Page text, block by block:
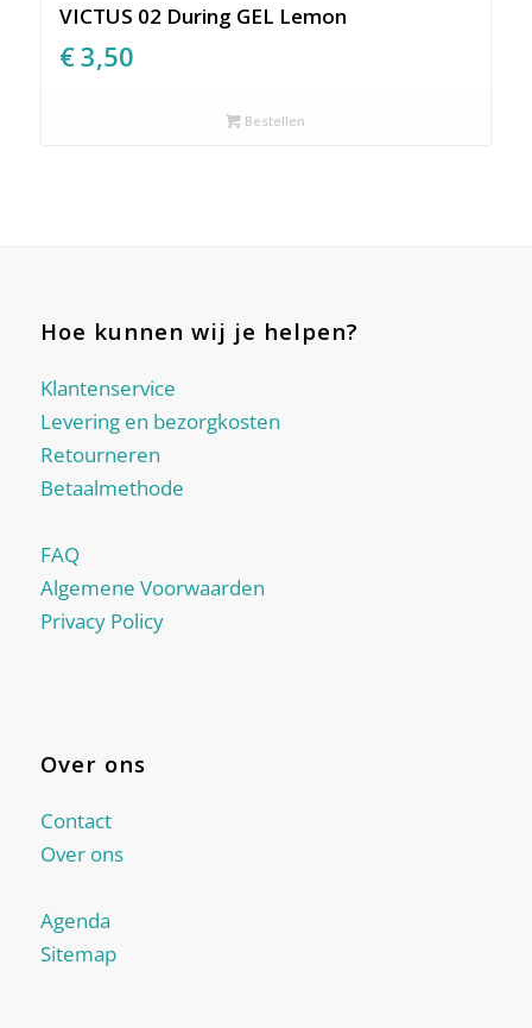
VICTUS 02 During GEL Lemon
€3,50
Bestellen
Hoe kunnen wij je helpen?
Klantenservice
Levering en bezorgkosten
Retourneren
Betaalmethode
FAQ
Algemene Voorwaarden
Privacy Policy
Over ons
Contact
Over ons
Agenda
Sitemap